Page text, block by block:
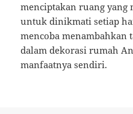
menciptakan ruang yang
untuk dinikmati setiap
mencoba menambahkan
dalam dekorasi rumah
manfaatnya sendiri.